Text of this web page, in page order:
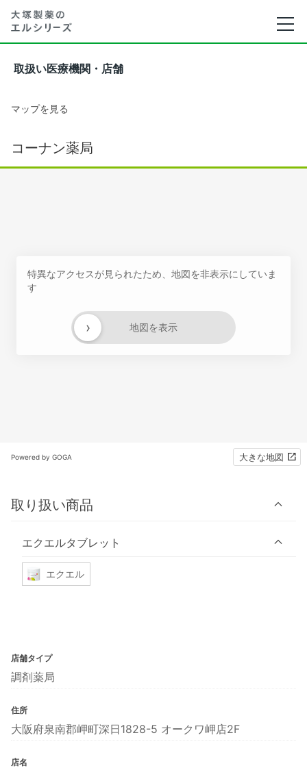
取扱い医療機関・店舗
マップを見る
コーナン薬局
特異なアクセスが見られたため、地図を非表示にしていま
す
地図を表示
›
Powered by GOGA 大きな地図
取り扱い商品
エクエルタブレット
エクエル
店舗タイプ
調剤薬局
住所
大阪府泉南郡岬町深日1828-5 オークワ岬店2F
店名